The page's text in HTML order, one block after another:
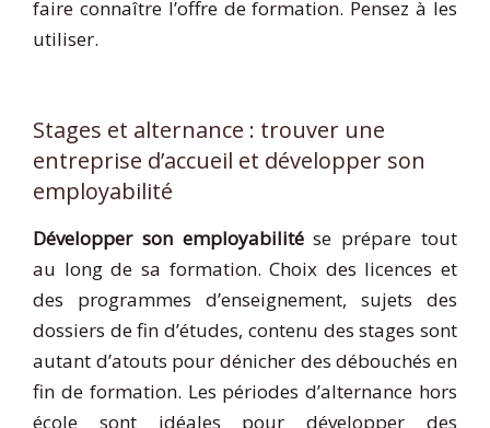
faire connaître l’offre de formation. Pensez à les
utiliser.
Stages et alternance : trouver une
entreprise d’accueil et développer son
employabilité
Développer son employabilitése prépare tout
au long de sa formation. Choix des licences et
des programmes d’enseignement, sujets des
dossiers de fin d’études, contenu des stages sont
autant d’atouts pour dénicher des débouchés en
fin de formation. Les périodes d’alternance hors
école sont idéales pour développer des